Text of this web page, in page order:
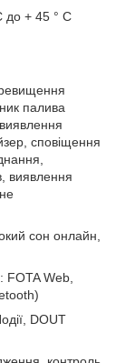
до + 45 ° C
палива
сповіщення
виявлення
сон онлайн,
Web,
DOUT